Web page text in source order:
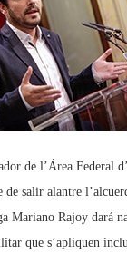
de l’Área Federal
de salir alantre
Mariano Rajoy dará
que s’apliquen